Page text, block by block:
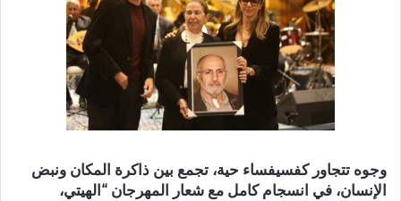
وجوه تتجاور كفسيفساء حية، تجمع بين ذاكرة المكان ونبض
الإنسان، في انسجام كامل مع شعار المهرجان “الهيتي،